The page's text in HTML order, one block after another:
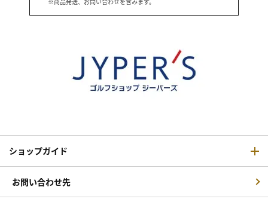
ショップガイド
お問い合わせ先